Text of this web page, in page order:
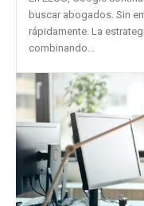
buscar abogados. Sin
rápidamente. La estrategia de marketing debe ser multicanal,
combinando...